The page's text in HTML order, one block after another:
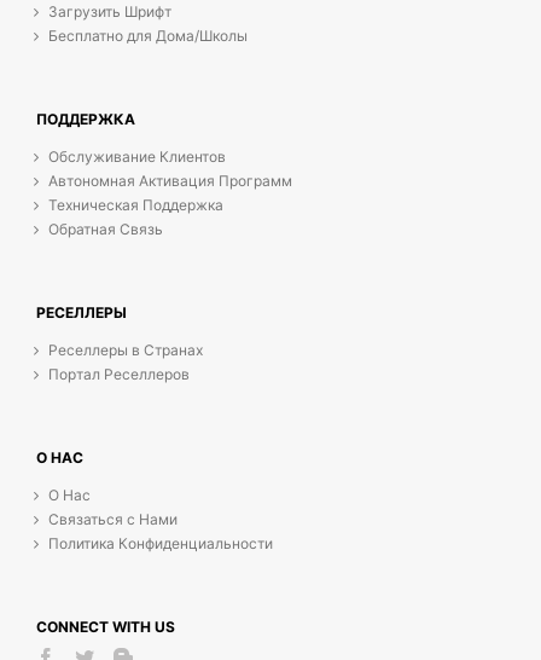
Загрузить Шрифт
Бесплатно для Дома/Школы
ПОДДЕРЖКА
Обслуживание Клиентов
Автономная Активация Программ
Техническая Поддержка
Обратная Связь
РЕСЕЛЛЕРЫ
Реселлеры в Странах
Портал Реселлеров
О НАС
О Нас
Связаться с Нами
Политика Конфиденциальности
CONNECT WITH US